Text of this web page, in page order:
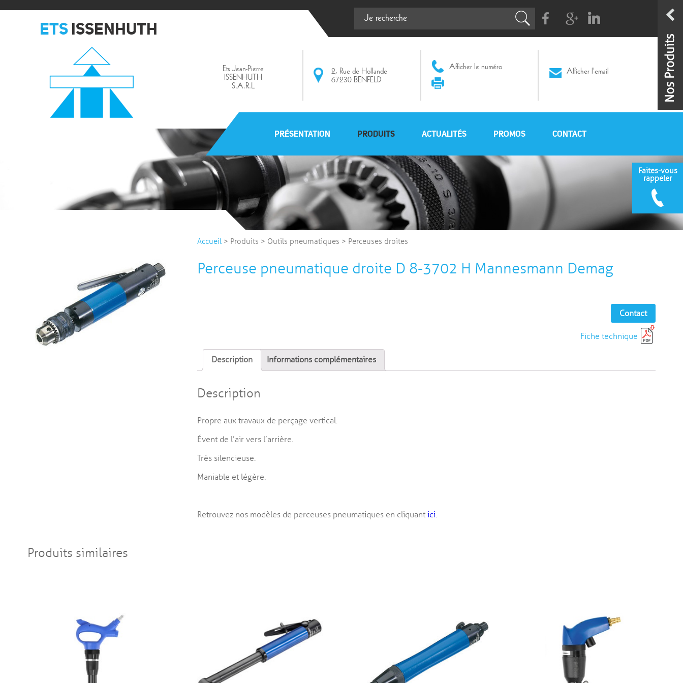
ETS ISSENHUTH Facebook
G+ Linkedin
Ets Jean-Pierre
ISSENHUTH
S.A.R.L
2, Rue de Hollande
67230 BENFELD
Afficher le numéro
Afficher l'email
PRÉSENTATION PRODUITS ACTUALITÉS PROMOS CONTACT
Accueil> Produits > Outils pneumatiques > Perceuses droites
Perceuse pneumatique droite D 8-3702 H Mannesmann Demag
Contact
Fiche technique
Faites-vous
rappeler
Description Informations complémentaires
Description
Propre aux travaux de perçage vertical.
Évent de l’air vers l’arrière.
Très silencieuse.
Maniable et légère.
Retrouvez nos modèles de perceuses pneumatiques en cliquant ici.
Produits similaires